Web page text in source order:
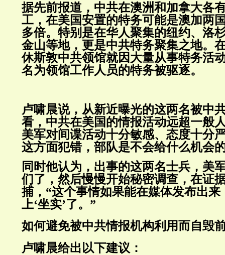
据先前报道，中共在澳洲和加拿大各
工，在美国安置的特务可能是澳加两
多倍。特别是在华人聚集的纽约、洛
金山等地，更是中共特务聚集之地。
休斯敦中共领馆就因大量从事特务活
名为领馆工作人员的特务被驱逐。
卢啸晨说，从新近曝光的这两名被中
看，中共在美国的情报活动远超一般
美军对间谍活动十分敏感、态度十分
这方面犯错，部队是不会给什么机会
同时他认为，出事的这两名士兵，美
们了，然后慢慢开始秘密调查，在证
捕，“这个事情如果能在媒体发布出来
上‘坐实’了。”
如何避免被中共情报机构利用而自毁
卢啸晨给出以下建议：